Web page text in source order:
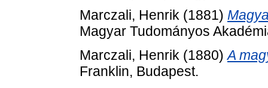
Marczali, Henrik (1881)
Magyar Tudományos
Marczali, Henrik (1880)A
Franklin, Budapest.